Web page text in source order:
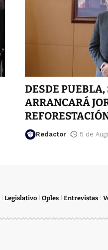
DESDE
ARRANCARÁ
Redactor 5 de
Legislativo Oples Entrevistas